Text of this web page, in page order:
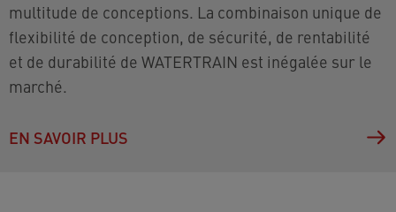
multitude de conceptions. La combinaison unique de
flexibilité de conception, de sécurité, de rentabilité
et de durabilité de WATERTRAIN est inégalée sur le
marché.
EN SAVOIR PLUS